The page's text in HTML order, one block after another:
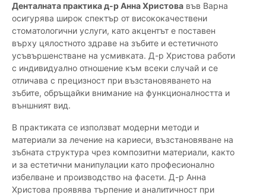
Денталната практика д-р Анна Христова във Варна
осигурява широк спектър от висококачествени
стоматологични услуги, като акцентът е поставен
върху цялостното здраве на зъбите и естетичното
усъвършенстване на усмивката. Д-р Христова работи
с индивидуално отношение към всеки случай и се
отличава с прецизност при възстановяването на
зъбите, обръщайки внимание на функционалността и
външният вид.
В практиката се използват модерни методи и
материали за лечение на кариеси, възстановяване на
зъбната структура чрез композитни материали, както
и за естетични манипулации като професионално
избелване и производство на фасети. Д-р Анна
Христова проявява търпение и аналитичност при